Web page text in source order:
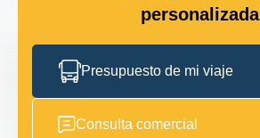
personalizada
Presupuesto de mi viaje
Consulta comercial